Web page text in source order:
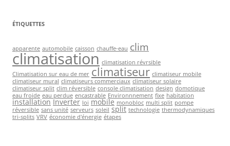
ÉTIQUETTES
apparente automobile caisson chauffe-eau clim
climatisation climatisation révrsible
Climatisation sur eau de mer climatiseur climatiseur mobile
climatiseur mural climatiseurs commerciaux climatiseur solaire
climatiseur split clim réversible console climatisation design domotique
eau froide eau perdue encastrable Environnnement fixe habitation
installation Inverter loi mobile monobloc multi split pompe
réversible sans unité serveurs soleil split technologie thermodynamiques
tri-splits VRV économie d'énergie étapes